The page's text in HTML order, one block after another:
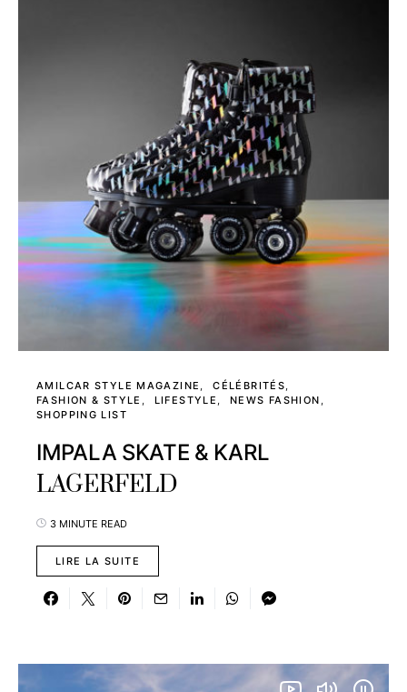
AMILCAR STYLE MAGAZINE
CÉLÉBRITÉS
FASHION & STYLE
LIFESTYLE
NEWS FASHION
SHOPPING LIST
IMPALA SKATE & KARL
LAGERFELD
3 MINUTE READ
LIRE LA SUITE